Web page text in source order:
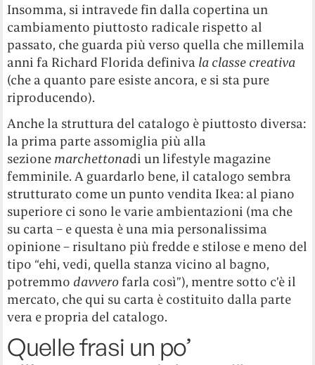
Insomma, si intravede fin dalla copertina un
cambiamento piuttosto radicale rispetto al
passato, che guarda più verso quella che millemila
anni fa Richard Florida definiva la classe creativa
(che a quanto pare esiste ancora, e si sta pure
riproducendo).
Anche la struttura del catalogo è piuttosto diversa:
la prima parte assomiglia più alla
sezione marchettonadi un lifestyle magazine
femminile. A guardarlo bene, il catalogo sembra
strutturato come un punto vendita Ikea: al piano
superiore ci sono le varie ambientazioni (ma che
su carta – e questa è una mia personalissima
opinione – risultano più fredde e stilose e meno del
tipo “ehi, vedi, quella stanza vicino al bagno,
potremmo davverofarla così”), mentre sotto c’è il
mercato, che qui su carta è costituito dalla parte
vera e propria del catalogo.
Quelle frasi un po’